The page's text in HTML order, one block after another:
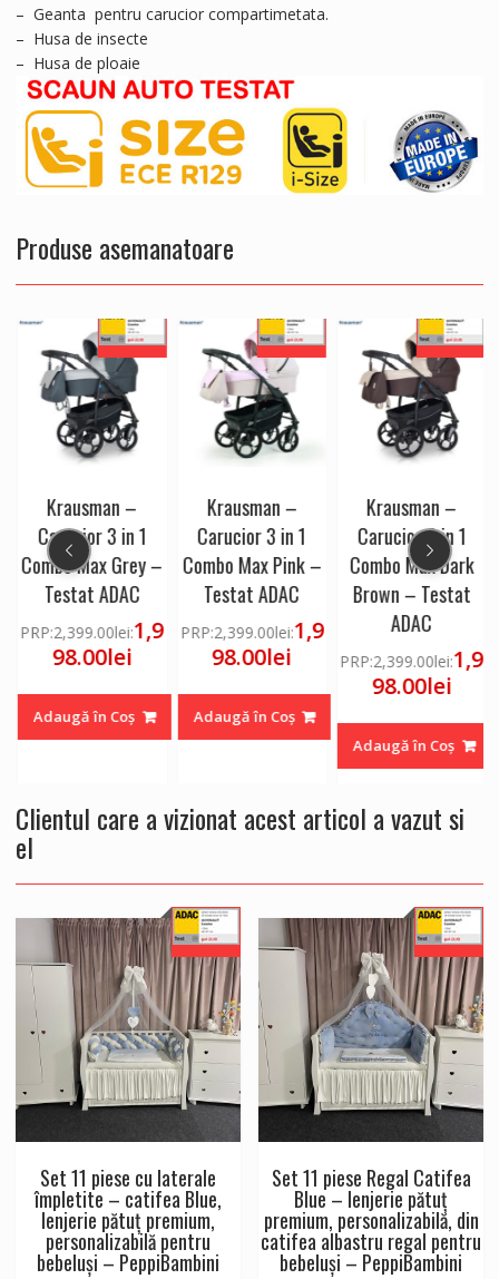
– Geanta pentru carucior compartimetata.
– Husa de insecte
– Husa de ploaie
Produse asemanatoare
Krausman –
Carucior 3 in 1
Combo Max Grey –
Testat ADAC
PRP:2,399.00lei:1,9
98.00lei
Adaugă în Coș
Krausman –
Carucior 3 in 1
Combo Max Pink –
Testat ADAC
PRP:2,399.00lei:1,9
98.00lei
Adaugă în Coș
Krausman –
Carucior 3 in 1
Combo Max Dark
Brown – Testat
ADAC
PRP:2,399.00lei:1,9
98.00lei
Adaugă în Coș
Clientul care a vizionat acest articol a vazut si
el
Set 11 piese cu laterale
împletite – catifea Blue,
lenjerie pătuț premium,
personalizabilă pentru
bebeluși – PeppiBambini
Set 11 piese Regal Catifea
Blue – lenjerie pătuț
premium, personalizabilă, din
catifea albastru regal pentru
bebeluși – PeppiBambini